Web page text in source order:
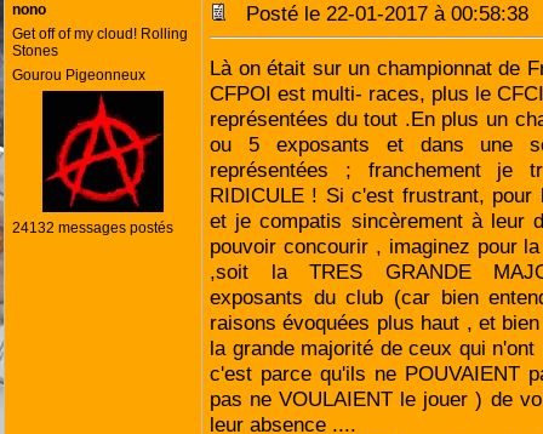
nono
Get off of my cloud! Rolling
Stones
Gourou Pigeonneux
24132 messages postés
Posté le 22-01-2017 à
Là on était sur un championnat de
CFPOI est multi- races, plus le
représentées du tout .En plus un
ou 5 exposants et dans une
représentées ; franchement je
RIDICULE ! Si c'est frustrant, pour
et je compatis sincèrement à leur
pouvoir concourir , imaginez pour
,soit la TRES GRANDE
exposants du club (car bien
raisons évoquées plus haut , et
la grande majorité de ceux qui
c'est parce qu'ils ne POUVAIENT
pas ne VOULAIENT le jouer ) de
leur absence ....